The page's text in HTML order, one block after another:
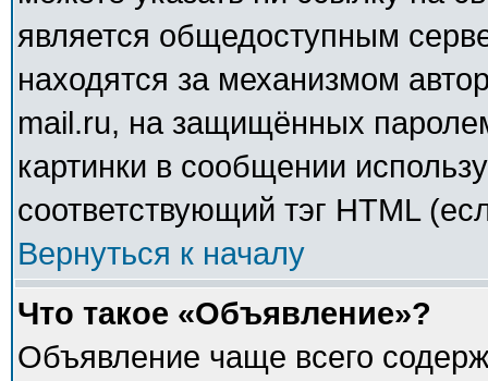
является общедоступным
находятся за механизмом
mail.ru, на защищённых
картинки в сообщении
соответствующий тэг HTML
Вернуться к началу
Что такое «Объявление»?
Объявление чаще всего